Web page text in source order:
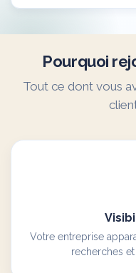
Pourquoi
Tout ce dont vous
Votre entreprise
recherches